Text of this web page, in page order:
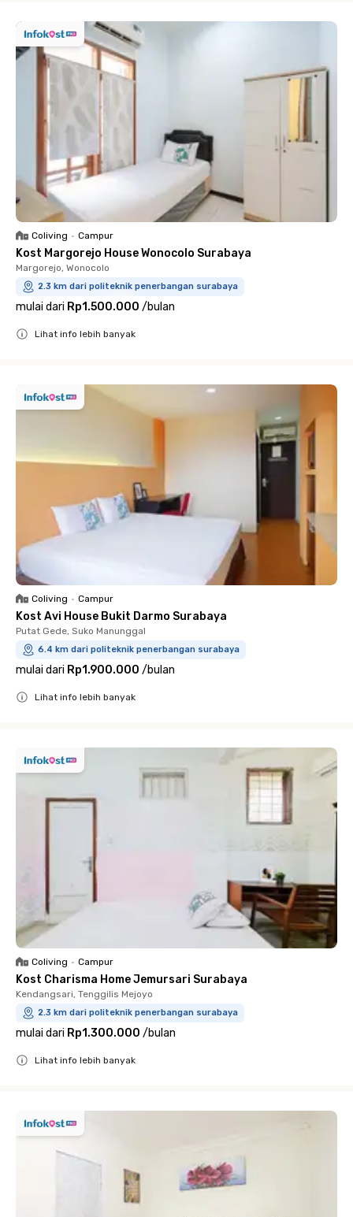
Coliving • Campur
Kost Margorejo House Wonocolo Surabaya
Margorejo, Wonocolo
2.3 km dari politeknik penerbangan surabaya
mulai dari Rp1.500.000 /bulan
Lihat info lebih banyak
Coliving • Campur
Kost Avi House Bukit Darmo Surabaya
Putat Gede, Suko Manunggal
6.4 km dari politeknik penerbangan surabaya
mulai dari Rp1.900.000 /bulan
Lihat info lebih banyak
Coliving • Campur
Kost Charisma Home Jemursari Surabaya
Kendangsari, Tenggilis Mejoyo
2.3 km dari politeknik penerbangan surabaya
mulai dari Rp1.300.000 /bulan
Lihat info lebih banyak